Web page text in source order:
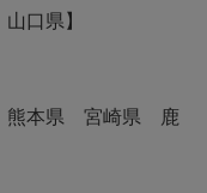
口県】
熊本県 宮崎県 鹿